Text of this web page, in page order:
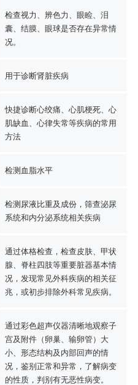
检查视力、辨色力、眼睑、泪
囊、结膜、眼球是否存在异常情
况。
用于诊断肾脏疾病
快捷诊断心绞痛、心肌梗死、心
肌缺血、心律失常等疾病的常用
方法
检测血脂水平
检测尿液比重及成份，筛查泌尿
系统和内分泌系统相关疾病
通过体格检查，检查皮肤、甲状
腺、脊柱四肢等重要脏器基本情
况，发现常见外科疾病的相关征
兆，或初步排除外科常见疾病。
通过彩色超声仪器清晰地观察子
宫及附件（卵巢、输卵管）大
小、形态结构及内部回声的情
况，鉴别正常和异常，了解病变
的性质，判别有无恶性病变。